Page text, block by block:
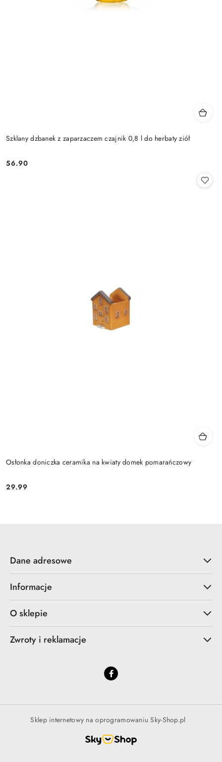
Szklany dzbanek z zaparzaczem czajnik 0,8 l do herbaty ziół
Cena:
56.90
Osłonka doniczka ceramika na kwiaty domek pomarańczowy
Cena:
29.99
Dane adresowe
Informacje
O sklepie
Zwroty i reklamacje
Sklep internetowy na oprogramowaniu Sky-Shop.pl